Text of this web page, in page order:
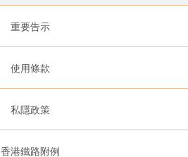
重要告示
使用條款
私隱政策
香港鐵路附例